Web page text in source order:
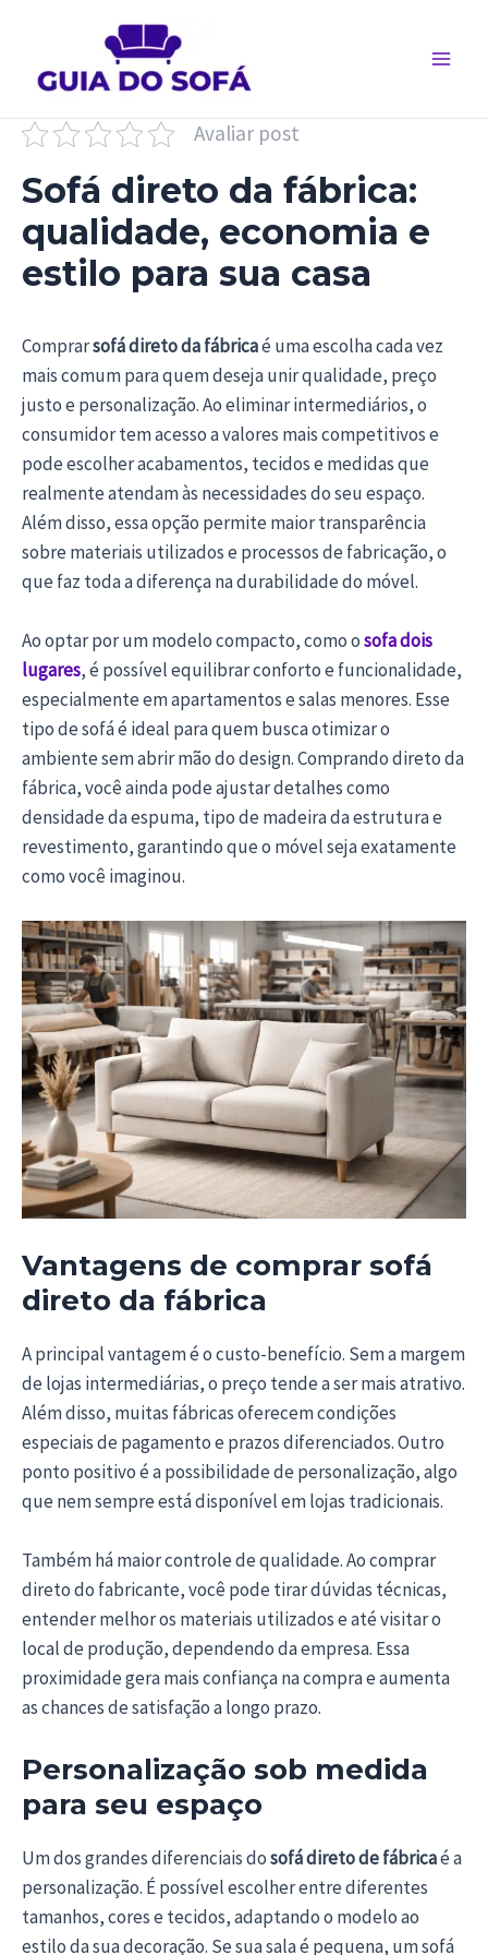
Avaliar post
Sofá direto da fábrica:
qualidade, economia e
estilo para sua casa
Comprarsofá direto da fábricaé uma escolha cada vez
mais comum para quem deseja unir qualidade, preço
justo e personalização. Ao eliminar intermediários, o
consumidor tem acesso a valores mais competitivos e
pode escolher acabamentos, tecidos e medidas que
realmente atendam às necessidades do seu espaço.
Além disso, essa opção permite maior transparência
sobre materiais utilizados e processos de fabricação, o
que faz toda a diferença na durabilidade do móvel.
Ao optar por um modelo compacto, como osofa dois
lugares, é possível equilibrar conforto e funcionalidade,
especialmente em apartamentos e salas menores. Esse
tipo de sofá é ideal para quem busca otimizar o
ambiente sem abrir mão do design. Comprando direto da
fábrica, você ainda pode ajustar detalhes como
densidade da espuma, tipo de madeira da estrutura e
revestimento, garantindo que o móvel seja exatamente
como você imaginou.
Vantagens de comprar sofá
direto da fábrica
A principal vantagem é o custo-benefício. Sem a margem
de lojas intermediárias, o preço tende a ser mais atrativo.
Além disso, muitas fábricas oferecem condições
especiais de pagamento e prazos diferenciados. Outro
ponto positivo é a possibilidade de personalização, algo
que nem sempre está disponível em lojas tradicionais.
Também há maior controle de qualidade. Ao comprar
direto do fabricante, você pode tirar dúvidas técnicas,
entender melhor os materiais utilizados e até visitar o
local de produção, dependendo da empresa. Essa
proximidade gera mais confiança na compra e aumenta
as chances de satisfação a longo prazo.
Personalização sob medida
para seu espaço
Um dos grandes diferenciais dosofá direto de fábricaé a
personalização. É possível escolher entre diferentes
tamanhos, cores e tecidos, adaptando o modelo ao
estilo da sua decoração. Se sua sala é pequena, um sofá